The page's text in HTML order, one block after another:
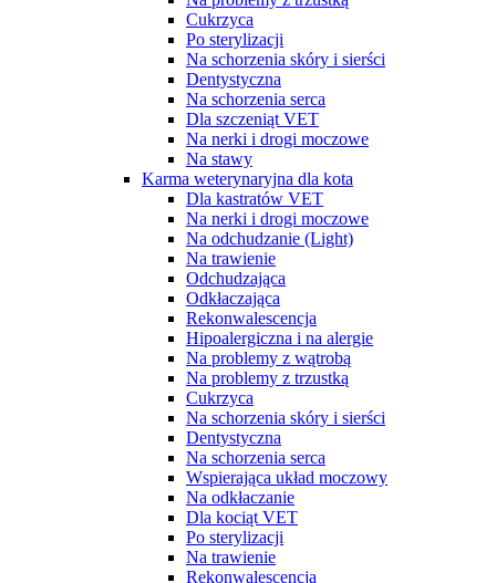
Cukrzyca
Po sterylizacji
Na schorzenia skóry i sierści
Dentystyczna
Na schorzenia serca
Dla szczeniąt VET
Na nerki i drogi moczowe
Na stawy
Karma weterynaryjna dla kota
Dla kastratów VET
Na nerki i drogi moczowe
Na odchudzanie (Light)
Na trawienie
Odchudzająca
Odkłaczająca
Rekonwalescencja
Hipoalergiczna i na alergie
Na problemy z wątrobą
Na problemy z trzustką
Cukrzyca
Na schorzenia skóry i sierści
Dentystyczna
Na schorzenia serca
Wspierająca układ moczowy
Na odkłaczanie
Dla kociąt VET
Po sterylizacji
Na trawienie
Rekonwalescencja